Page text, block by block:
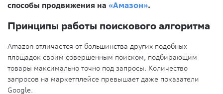
способы продвижения на «Амазон».
Принципы работы поискового алгоритма
Amazon отличается от большинства других подобных
площадок своим совершенным поиском, подбирающим
товары максимально точно под запросы. Количество
запросов на маркетплейсе превышает даже показатели
Google.